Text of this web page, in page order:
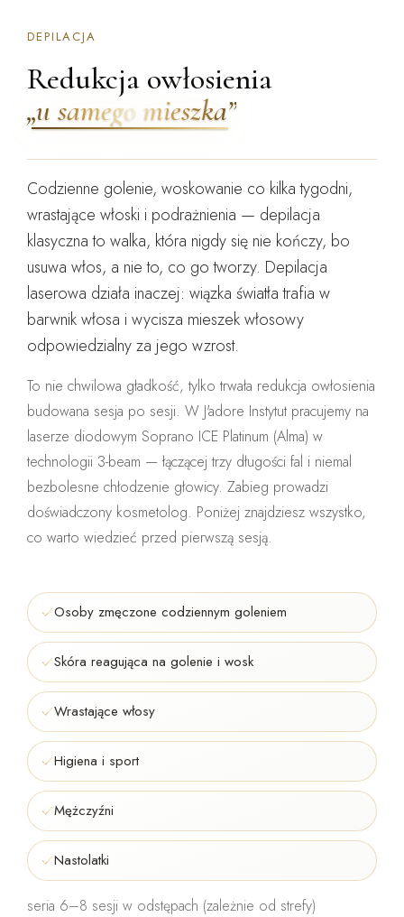
DEPILACJA
Redukcja owłosienia
„u samego mieszka”
Codzienne golenie, woskowanie co kilka tygodni,
wrastające włoski i podrażnienia — depilacja
klasyczna to walka, która nigdy się nie kończy, bo
usuwawłos, a nie to, co go tworzy. Depilacja
laserowa działa inaczej: wiązka światła trafia w
barwnik włosa iwycisza mieszek włosowy
odpowiedzialny za jego wzrost.
To nie chwilowa gładkość, tylkotrwała redukcja owłosienia
budowana sesja po sesji. W J'adore Instytut pracujemy na
laserze diodowymSoprano ICE Platinum (Alma) w
technologii 3-beam — łączącej trzy długości fal i niemal
bezbolesne chłodzenie głowicy. Zabieg prowadzi
doświadczony kosmetolog. Poniżej znajdziesz wszystko,
co warto wiedzieć przed pierwszą sesją.
Osoby zmęczone codziennym goleniem
Skóra reagująca na golenie i wosk
Wrastające włosy
Higiena i sport
Mężczyźni
Nastolatki
seria 6–8 sesji w odstępach (zależnie od strefy)